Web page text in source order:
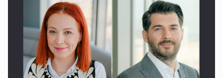
Webinar - Business Evolution-RETHINK STRATEGY-Finantare
Investitii Digitalizare